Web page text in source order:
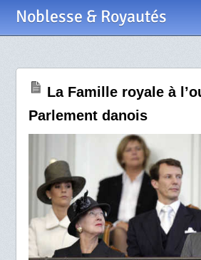
Noblesse & Royautés
La Famille royale à
Parlement danois